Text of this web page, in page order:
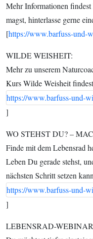
Mehr Informationen
magst, hinterlasse gerne
[https://www.barfuss-und-
WILDE WEISHEIT:
Mehr zu unserem
Kurs Wilde Weisheit
https://www.barfuss-und-
]
WO STEHST DU? –
Finde mit dem Lebensrad
Leben Du gerade stehst,
nächsten Schritt setzen
https://www.barfuss-und-
]
LEBENSRAD-